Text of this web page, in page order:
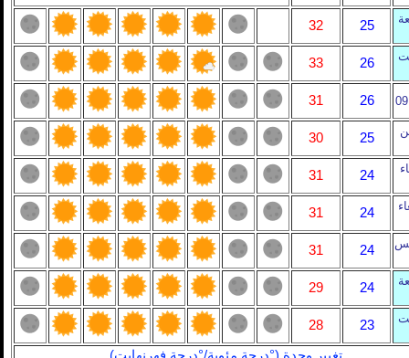
25
32
26
33
26
31
25
30
24
31
24
31
24
31
24
29
23
28